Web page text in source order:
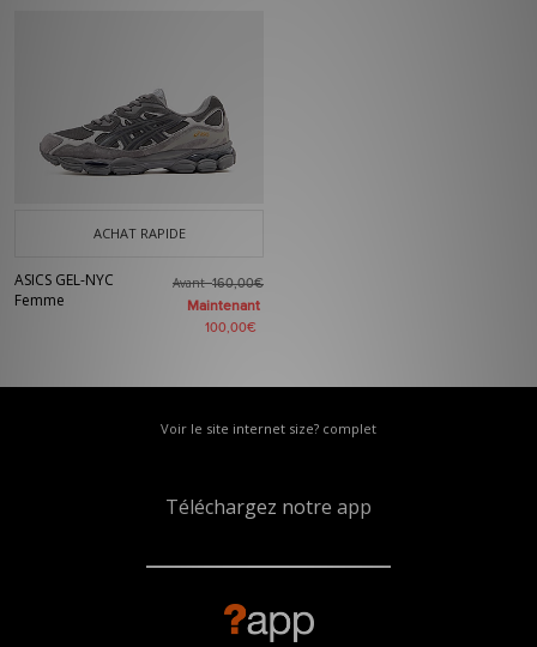
ACHAT RAPIDE
ASICS GEL-NYC
Femme
Avant160,00€
Maintenant
100,00€
Voir le site internet size? complet
Téléchargez notre app